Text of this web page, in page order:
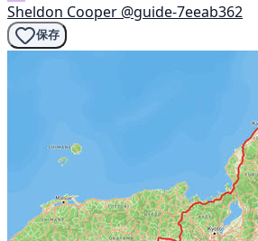
Sheldon Cooper @guide-7eeab362
保存